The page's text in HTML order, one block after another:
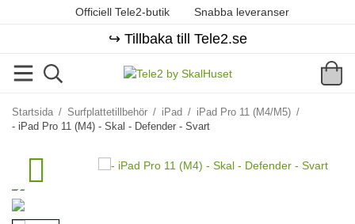
Officiell Tele2-butik Snabba leveranser
↪️ Tillbaka till Tele2.se
Startsida / Surfplattetillbehör / iPad / iPad Pro 11 (M4/M5) /
- iPad Pro 11 (M4) - Skal - Defender - Svart